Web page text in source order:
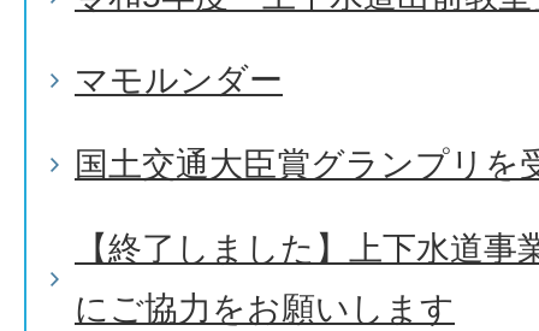
マモルンダー
国土交通大臣賞グランプリを
【終了しました】上下水道
にご協力をお願いします